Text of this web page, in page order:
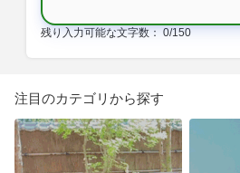
残り入力可能な文字数： 0/150
注目のカテゴリ から探す